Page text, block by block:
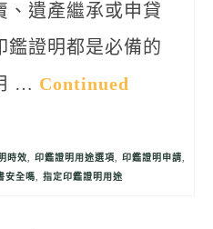
、遺產繼承或申貸
鑑證明都是必備的
… Continued
時效, 印鑑證明用途選項, 印鑑證明申請,
安全嗎, 指定印鑑證明用途